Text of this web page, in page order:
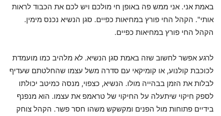
באמת אני. אני ממש פה באופן חי מולכם ויש לכם את הכבוד לראות
אותי". הקהל החי פורץ במחיאות כפיים. סגן הנשיא נכנס מימין.
הקהל החי פורץ במחיאות כפיים.
לרגע אפשר לחשוב שזה באמת סגן הנשיא. לא מלהיב כמו מועמדת
לכוכבת קולנוע, או קומיקאי עם סדרה משל עצמו שהחלטתם שעדיף
לבלות את הזמן בבהייה מולו. הנשיא, כצפוי, מנסה כמיטב יכולתו
לספק חיקוי שיתעלה על החיקוי של טראמפ את עצמו. הוא מנפנף
בידיים פתוחות מול הפנים ומקשקש משהו חסר פשר. הקהל צוחק